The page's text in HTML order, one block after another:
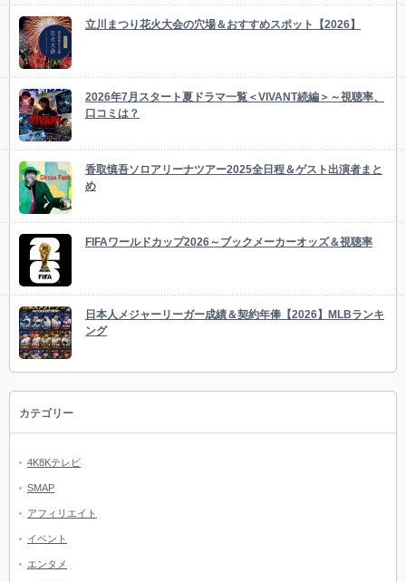
立川まつり花火大会の穴場＆おすすめスポット【2026】
2026年7月スタート夏ドラマ一覧＜VIVANT続編＞～視聴率、
口コミは？
香取慎吾ソロアリーナツアー2025全日程＆ゲスト出演者まと
め
FIFAワールドカップ2026～ブックメーカーオッズ＆視聴率
日本人メジャーリーガー成績＆契約年俸【2026】MLBランキ
ング
カテゴリー
4K8Kテレビ
SMAP
アフィリエイト
イベント
エンタメ